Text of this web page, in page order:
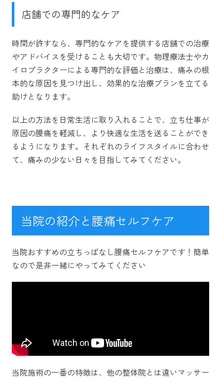
店舗での専門的なケア
時間が許すなら、専門的なケアを提供する店舗での治療
やアドバイスを受けることも大切です。物理療法士やカ
イロプラクターによる専門的な評価と治療は、痛みの根
本的な原因を見つけ出し、効果的な治療プランを立てる
助けとなります。
以上の方法を日常生活に取り入れることで、立ち仕事が
原因の腰痛を軽減し、より快適な生活を送ることができ
るようになります。それぞれのライフスタイルに合わせ
て、痛みの少ない日々を目指してみてください。
当院の紹介と腰痛セルフケア
当院おすすめの立ちっぱなし腰痛セルフケアです！簡単
なので是非一緒にやってみてください
当院施術の一番の特徴は、他の整体院とは違いマッサー